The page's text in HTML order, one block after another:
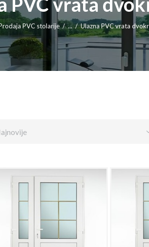
PVC stolarije ... Ulazna PVC vrata